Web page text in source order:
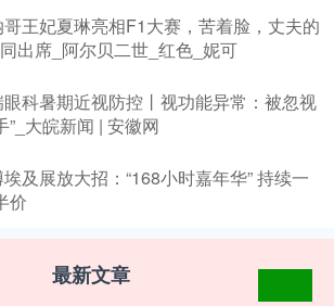
王妃夏琳亮相F1大赛，苦着脸，丈夫的
出席_阿尔贝二世_红色_妮可
科暑期近视防控丨视功能异常：被忽视
”_大皖新闻 | 安徽网
及展放大招：“168小时嘉年华” 持续一
价
最新文章